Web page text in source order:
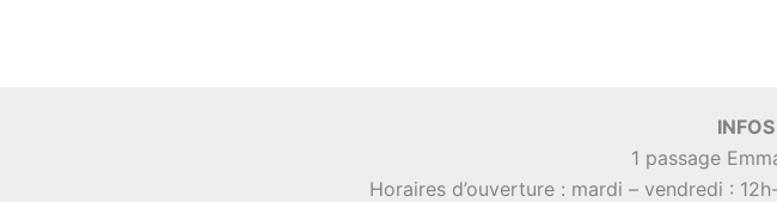
1 passage
Horaires d’ouverture : mardi – vendredi :